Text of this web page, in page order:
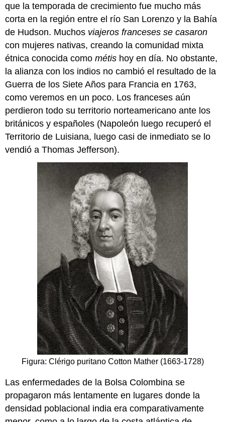
que la temporada de crecimiento fue mucho más
corta en la región entre el río San Lorenzo y la Bahía
de Hudson. Muchos viajeros franceses se casaron
con mujeres nativas, creando la comunidad mixta
étnica conocida comométis hoy en día. No obstante,
la alianza con los indios no cambió el resultado de la
Guerra de los Siete Años para Francia en 1763,
como veremos en un poco. Los franceses aún
perdieron todo su territorio norteamericano ante los
británicos y españoles (Napoleón luego recuperó el
Territorio de Luisiana, luego casi de inmediato se lo
vendió a Thomas Jefferson).
Figura: Clérigo puritano Cotton Mather (1663-1728)
Las enfermedades de la Bolsa Colombina se
propagaron más lentamente en lugares donde la
densidad poblacional india era comparativamente